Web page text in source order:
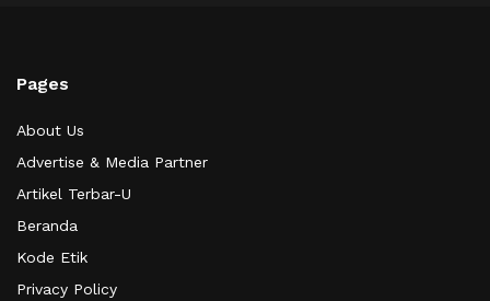
Pages
About Us
Advertise & Media Partner
Artikel Terbar-U
Beranda
Kode Etik
Privacy Policy